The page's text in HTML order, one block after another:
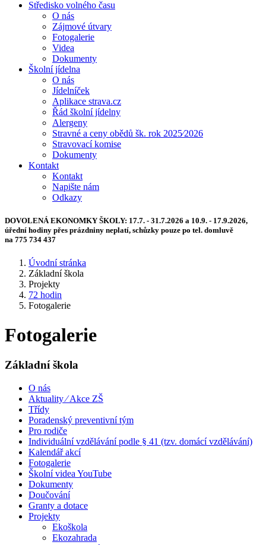
Středisko volného času
O nás
Zájmové útvary
Fotogalerie
Videa
Dokumenty
Školní jídelna
O nás
Jídelníček
Aplikace strava.cz
Řád školní jídelny
Alergeny
Stravné a ceny obědů šk. rok 2025⁄2026
Stravovací komise
Dokumenty
Kontakt
Kontakt
Napište nám
Odkazy
DOVOLENÁ EKONOMKY ŠKOLY: 17.7. - 31.7.2026 a 10.9. - 17.9.2026,
úřední hodiny přes prázdniny neplatí, schůzky pouze po tel. domluvě
na 775 734 437
Úvodní stránka
Základní škola
Projekty
72 hodin
Fotogalerie
Fotogalerie
Základní škola
O nás
Aktuality ⁄ Akce ZŠ
Třídy
Poradenský preventivní tým
Pro rodiče
Individuální vzdělávání podle § 41 (tzv. domácí vzdělávání)
Kalendář akcí
Fotogalerie
Školní videa YouTube
Dokumenty
Doučování
Granty a dotace
Projekty
Ekoškola
Ekozahrada